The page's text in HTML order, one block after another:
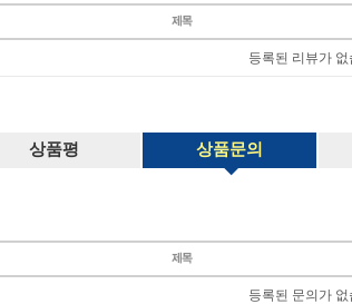
등록된 리뷰가 없
상품평 상품문의
등록된 문의가 없